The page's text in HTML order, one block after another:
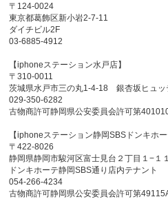
〒124-0024
東京都葛飾区新小岩2-7-11
ダイチビル2F
03-6885-4912
【iphoneステーション水戸店】
〒310-0011
茨城県水戸市三の丸1-4-18 銀杏坂ヒュッ
029-350-6282
古物商許可静岡県公安委員会許可第
【iphoneステーション静岡SBSドンキホー
〒422-8026
静岡県静岡市駿河区富士見台２丁目１−１１
ドンキホーテ静岡SBS通り店内テナント
054-266-4234
古物商許可静岡県公安委員会許可第